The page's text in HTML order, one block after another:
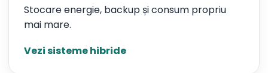
Stocare energie, backup și consum propriu
mai mare.
Vezi sisteme hibride